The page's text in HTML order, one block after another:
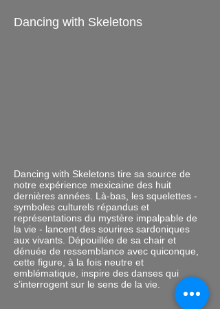
Dancing with Skeletons
Dancing with Skeletons tire sa source de
notre expérience mexicaine des huit
dernières années. Là-bas, les squelettes -
symboles culturels répandus et
représentations du mystère impalpable de
la vie - lancent des sourires sardoniques
aux vivants. Dépouillée de sa chair et
dénuée de ressemblance avec quiconque,
cette figure, à la fois neutre et
emblématique, inspire des danses qui
s’interrogent sur le sens de la vie.